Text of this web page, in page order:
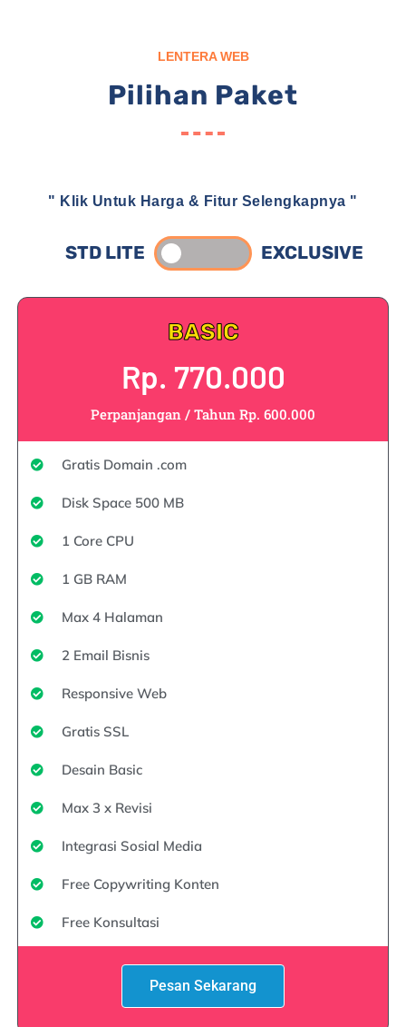
LENTERA WEB
Pilihan Paket
" Klik Untuk Harga & Fitur Selengkapnya "
STD LITE EXCLUSIVE
BASIC
Rp. 770.000
Perpanjangan / Tahun Rp. 600.000
Gratis Domain .com
Disk Space 500 MB
1 Core CPU
1 GB RAM
Max 4 Halaman
2 Email Bisnis
Responsive Web
Gratis SSL
Desain Basic
Max 3 x Revisi
Integrasi Sosial Media
Free Copywriting Konten
Free Konsultasi
Pesan Sekarang